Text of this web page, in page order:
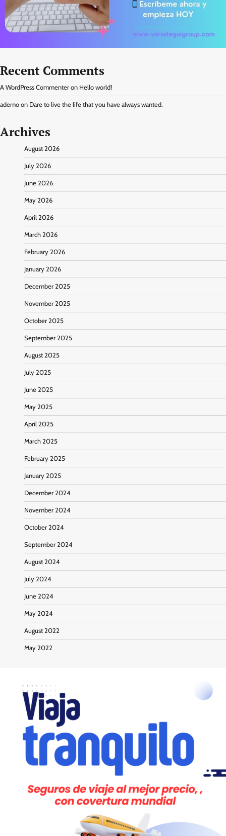
Recent Comments
A WordPress Commenter on Hello world!
ademo on Dare to live the life that you have always wanted.
Archives
August 2026
July 2026
June 2026
May 2026
April 2026
March 2026
February 2026
January 2026
December 2025
November 2025
October 2025
September 2025
August 2025
July 2025
June 2025
May 2025
April 2025
March 2025
February 2025
January 2025
December 2024
November 2024
October 2024
September 2024
August 2024
July 2024
June 2024
May 2024
August 2022
May 2022